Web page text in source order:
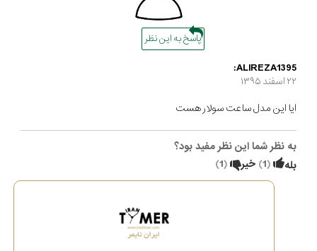
پاسخ به این نظر
ALIREZA1395:
۲۲ اسفند ۱۳۹۵
ایا این مدل ساعت سولار هست
به نظر شما این نظر مفید بود؟
بله
(
1
) خیر (
1
)